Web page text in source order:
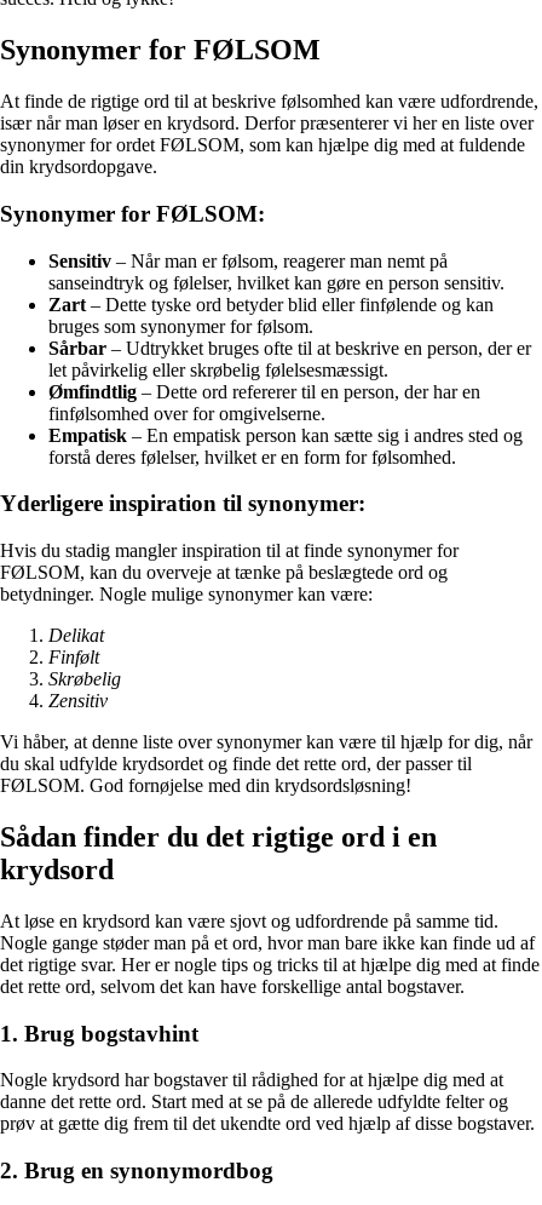
Synonymer for FØLSOM
At finde de rigtige ord til at beskrive følsomhed kan være udfordrende,
især når man løser en krydsord. Derfor præsenterer vi her en liste over
synonymer for ordet FØLSOM, som kan hjælpe dig med at fuldende
din krydsordopgave.
Synonymer for FØLSOM:
Sensitiv – Når man er følsom, reagerer man nemt på
sanseindtryk og følelser, hvilket kan gøre en person sensitiv.
Zart – Dette tyske ord betyder blid eller finfølende og kan
bruges som synonymer for følsom.
Sårbar – Udtrykket bruges ofte til at beskrive en person, der er
let påvirkelig eller skrøbelig følelsesmæssigt.
Ømfindtlig – Dette ord refererer til en person, der har en
finfølsomhed over for omgivelserne.
Empatisk – En empatisk person kan sætte sig i andres sted og
forstå deres følelser, hvilket er en form for følsomhed.
Yderligere inspiration til synonymer:
Hvis du stadig mangler inspiration til at finde synonymer for
FØLSOM, kan du overveje at tænke på beslægtede ord og
betydninger. Nogle mulige synonymer kan være:
Delikat
Finfølt
Skrøbelig
Zensitiv
Vi håber, at denne liste over synonymer kan være til hjælp for dig, når
du skal udfylde krydsordet og finde det rette ord, der passer til
FØLSOM. God fornøjelse med din krydsordsløsning!
Sådan finder du det rigtige ord i en
krydsord
At løse en krydsord kan være sjovt og udfordrende på samme tid.
Nogle gange støder man på et ord, hvor man bare ikke kan finde ud af
det rigtige svar. Her er nogle tips og tricks til at hjælpe dig med at finde
det rette ord, selvom det kan have forskellige antal bogstaver.
1. Brug bogstavhint
Nogle krydsord har bogstaver til rådighed for at hjælpe dig med at
danne det rette ord. Start med at se på de allerede udfyldte felter og
prøv at gætte dig frem til det ukendte ord ved hjælp af disse bogstaver.
2. Brug en synonymordbog